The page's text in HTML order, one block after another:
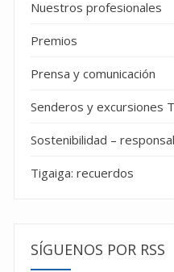
Nuestros profesionales
Premios
Prensa y comunicación
Senderos y excursiones
Sostenibilidad –
Tigaiga: recuerdos
SÍGUENOS POR RSS